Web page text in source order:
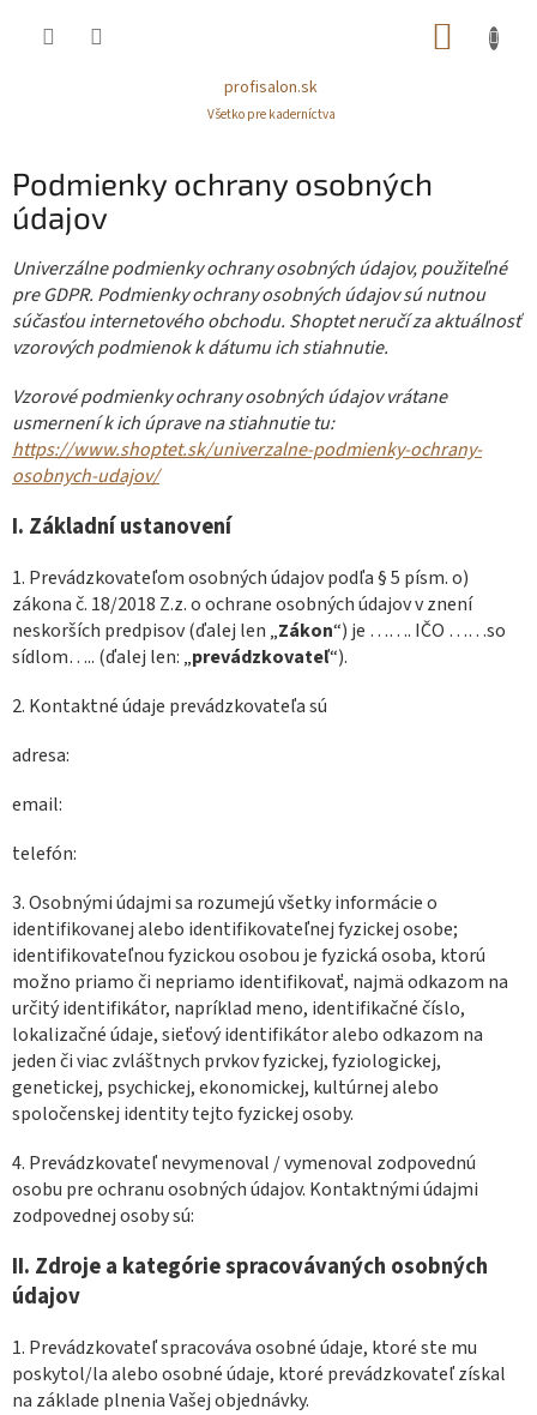
profisalon.sk
Všetko pre kaderníctva
Podmienky ochrany osobných
údajov
Univerzálne podmienky ochrany osobných údajov, použiteľné
pre GDPR. Podmienky ochrany osobných údajov sú nutnou
súčasťou internetového obchodu. Shoptet neručí za aktuálnosť
vzorových podmienok k dátumu ich stiahnutie.
Vzorové podmienky ochrany osobných údajov vrátane
usmernení k ich úprave na stiahnutie tu:
https://www.shoptet.sk/univerzalne-podmienky-ochrany-
osobnych-udajov/
I. Základní ustanovení
1. Prevádzkovateľom osobných údajov podľa § 5 písm. o)
zákona č. 18/2018 Z.z. o ochrane osobných údajov v znení
neskorších predpisov (ďalej len „Zákon“) je ……. IČO ……so
sídlom….. (ďalej len: „prevádzkovateľ“).
2. Kontaktné údaje prevádzkovateľa sú
adresa:
email:
telefón:
3. Osobnými údajmi sa rozumejú všetky informácie o
identifikovanej alebo identifikovateľnej fyzickej osobe;
identifikovateľnou fyzickou osobou je fyzická osoba, ktorú
možno priamo či nepriamo identifikovať, najmä odkazom na
určitý identifikátor, napríklad meno, identifikačné číslo,
lokalizačné údaje, sieťový identifikátor alebo odkazom na
jeden či viac zvláštnych prvkov fyzickej, fyziologickej,
genetickej, psychickej, ekonomickej, kultúrnej alebo
spoločenskej identity tejto fyzickej osoby.
4. Prevádzkovateľ nevymenoval / vymenoval zodpovednú
osobu pre ochranu osobných údajov. Kontaktnými údajmi
zodpovednej osoby sú:
II. Zdroje a kategórie spracovávaných osobných
údajov
1. Prevádzkovateľ spracováva osobné údaje, ktoré ste mu
poskytol/la alebo osobné údaje, ktoré prevádzkovateľ získal
na základe plnenia Vašej objednávky.